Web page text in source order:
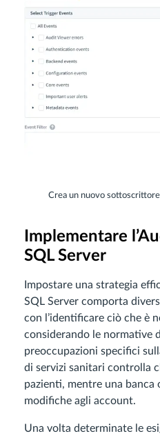
Crea un nuovo
Implementare
SQL Server
Impostare una strategia
SQL Server comporta
con l’identificare ciò che è
considerando le normative
preoccupazioni specifici
di servizi sanitari controlla
pazienti, mentre una banca
modifiche agli account.
Una volta determinate le